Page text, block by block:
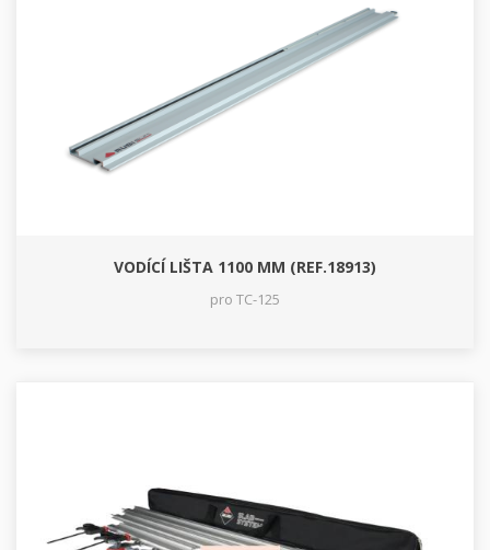
VODÍCÍ LIŠTA 1100 MM (REF.18913)
pro TC-125